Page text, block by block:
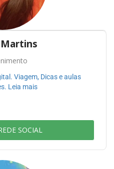
Viagem, Dicas e aulas
Leia mais
SOCIAL